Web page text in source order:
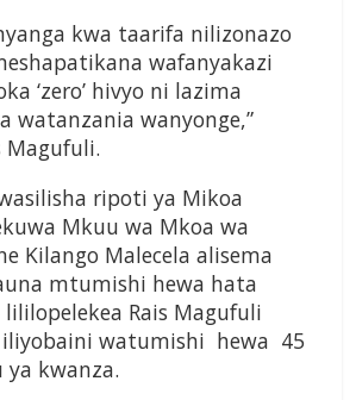
kwa taarifa nilizonazo
wafanyakazi
‘zero’ hivyo ni lazima
watanzania wanyonge,”
Magufuli.
ripoti ya Mikoa
Mkuu wa Mkoa wa
Kilango Malecela alisema
mtumishi hewa hata
Rais Magufuli
watumishi hewa 45
kwanza.